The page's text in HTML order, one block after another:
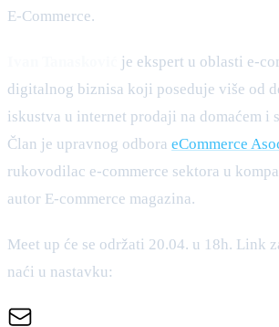
E-Commerce.
je ekspert u oblasti e-
digitalnog biznisa koji poseduje više od
iskustva u internet prodaji na domaćem i
Član je upravnog odbora eCommerce
rukovodilac e-commerce sektora u
autor E-commerce magazina.
Meet up će se održati 20.04. u 18h. Link
naći u nastavku: